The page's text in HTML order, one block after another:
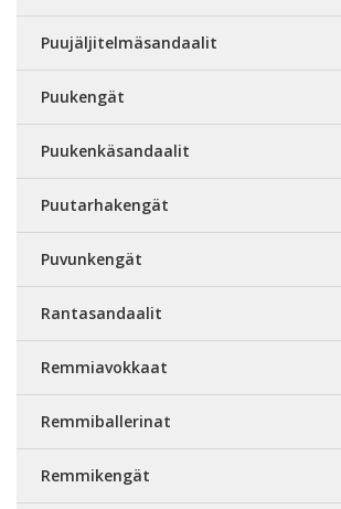
Puujäljitelmäsandaalit
Puukengät
Puukenkäsandaalit
Puutarhakengät
Puvunkengät
Rantasandaalit
Remmiavokkaat
Remmiballerinat
Remmikengät